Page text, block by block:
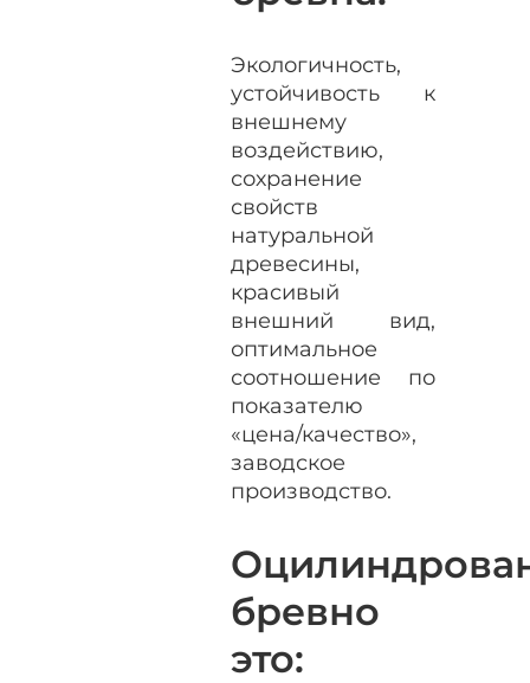
Экологичность,
устойчивость к
внешнему
воздействию,
сохранение
свойств
натуральной
древесины,
красивый
внешний вид,
оптимальное
соотношение по
показателю
«цена/качество»,
заводское
производство.
бревно
это: